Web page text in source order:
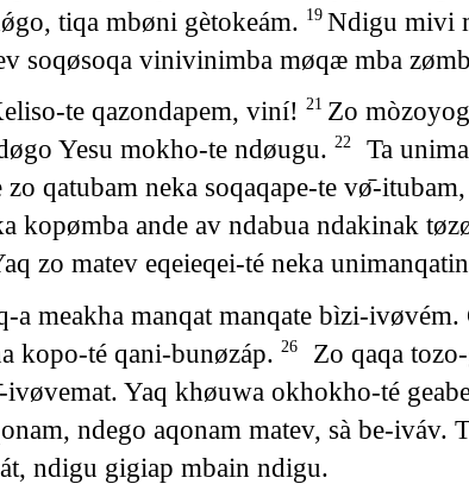
tiqa mbøni gètokeám. 19 Ndigu mivi
soqøsoqa vinivinimba møqæ mba
te qazondapem, viní! 21 Zo
Yesu mokho-te ndøugu. 22
Ta
qatubam neka soqaqape-te vø̄-
kopømba ande av ndabua ndakinak
zo matev eqeieqei-té neka
a meakha manqat manqate bìzi-
kopo-té qani-bunøzáp. 26
Zo qaqa
Yaq khøuwa okhokho-té
ndego aqonam matev, sà be-iváv.
ndigu gigiap mbain ndigu.